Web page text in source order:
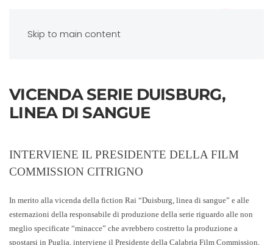
Skip to main content
VICENDA SERIE DUISBURG,
LINEA DI SANGUE
INTERVIENE IL PRESIDENTE DELLA FILM
COMMISSION CITRIGNO
In merito alla vicenda della fiction Rai “Duisburg, linea di sangue” e alle
esternazioni della responsabile di produzione della serie riguardo alle non
meglio specificate “minacce” che avrebbero costretto la produzione a
spostarsi in Puglia, interviene il Presidente della Calabria Film Commission,